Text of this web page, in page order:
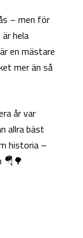
– men för
hela
en mästare
mer än så
år var
allra bäst
historia –
🪂🌳